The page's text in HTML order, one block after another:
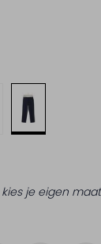
je eigen maat